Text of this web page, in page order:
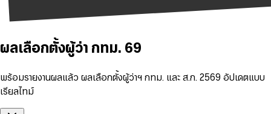
ผลเลือกตั้งผู้ว่า กทม. 69
พร้อมรายงานผลแล้ว ผลเลือกตั้งผู้ว่าฯ กทม. และ ส.ก. 2569 อัปเดตแบบ
เรียลไทม์